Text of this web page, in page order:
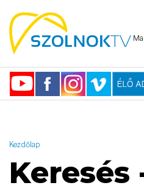
"2025-06-11 23:59:59" )
Kezdőlap
Keresés